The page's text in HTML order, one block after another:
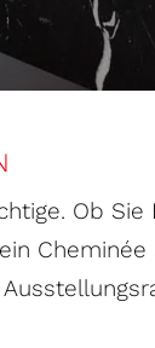
Ob Sie